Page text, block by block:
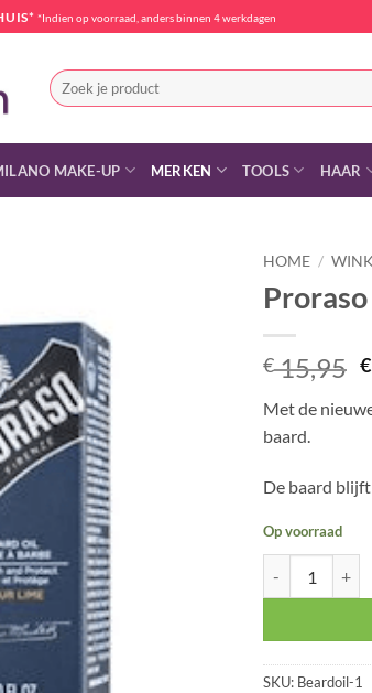
*Indien op voorraad, anders binnen 4 werkdagen
Zoeken
naar:
MAKE-UP MERKEN TOOLS HAAR
HOME /
€15,95 €
Met de
baard.
De baard
Op voorraad
SKU: Beardoil-1